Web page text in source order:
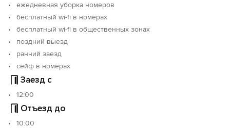
ежедневная уборка номеров
бесплатный wi-fi в номерах
бесплатный wi-fi в общественных зонах
поздний выезд
ранний заезд
сейф в номерах
Заезд с
12:00
Отъезд до
10:00